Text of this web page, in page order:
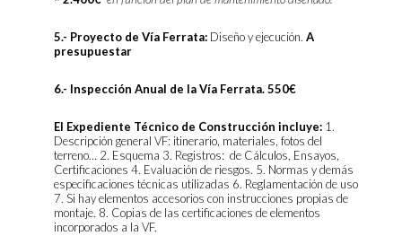
5.- Proyecto de Vía Ferrata:Diseño y ejecución. A
presupuestar
6.- Inspección Anual de la Vía Ferrata. 550€
El Expediente Técnico de Construcción incluye: 1.
Descripción general VF: itinerario, materiales, fotos del
terreno… 2. Esquema 3. Registros: de Cálculos, Ensayos,
Certificaciones 4. Evaluación de riesgos. 5. Normas y demás
especificaciones técnicas utilizadas 6. Reglamentación de uso
7. Si hay elementos accesorios con instrucciones propias de
montaje. 8. Copias de las certificaciones de elementos
incorporados a la VF.